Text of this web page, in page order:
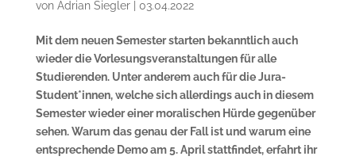
von Adrian Siegler| 03.04.2022
Mit dem neuen Semester starten bekanntlich auch
wieder die Vorlesungsveranstaltungen für alle
Studierenden. Unter anderem auch für die Jura-
Student*innen, welche sich allerdings auch in diesem
Semester wieder einer moralischen Hürde gegenüber
sehen. Warum das genau der Fall ist und warum eine
entsprechende Demo am 5. April stattfindet, erfahrt ihr